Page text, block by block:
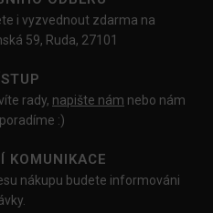
i vyzvednout zdarma na
59, Ruda, 27101
rady, napište nám nebo nám
:)
KOMUNIKACE
nákupu budete informováni